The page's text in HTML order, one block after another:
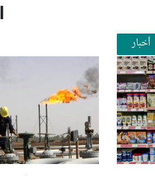
أخبار